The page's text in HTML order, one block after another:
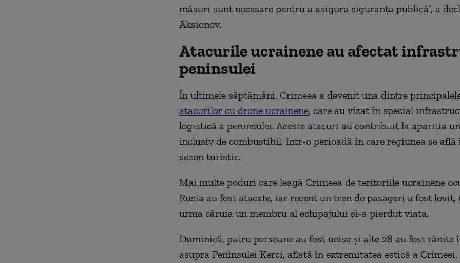
măsuri sunt necesare pentru a asigura siguranţa publică”, a
Aksionov.
Atacurile ucrainene au afectat
peninsulei
În ultimele săptămâni, Crimeea a devenit una dintre
atacurilor cu drone ucrainene, care au vizat în special
logistică a peninsulei. Aceste atacuri au contribuit la apariţia
inclusiv de combustibil, într-o perioadă în care regiunea se
sezon turistic.
Mai multe poduri care leagă Crimeea de teritoriile ucrainene
Rusia au fost atacate, iar recent un tren de pasageri a fost
urma căruia un membru al echipajului şi-a pierdut viaţa.
Duminică, patru persoane au fost ucise şi alte 28 au fost rănite
asupra Peninsulei Kerci, aflată în extremitatea estică a Crimeei,